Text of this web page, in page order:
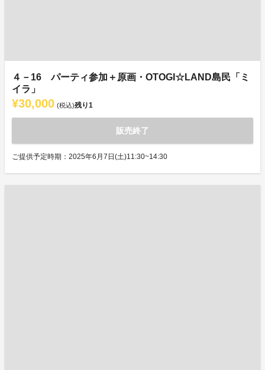
４－16 パーティ参加＋原画・OTOGI☆LAND島民「ミ
イラ」
¥30,000 (税込)残り1
販売終了
ご提供予定時期：2025年6月7日(土)11:30~14:30